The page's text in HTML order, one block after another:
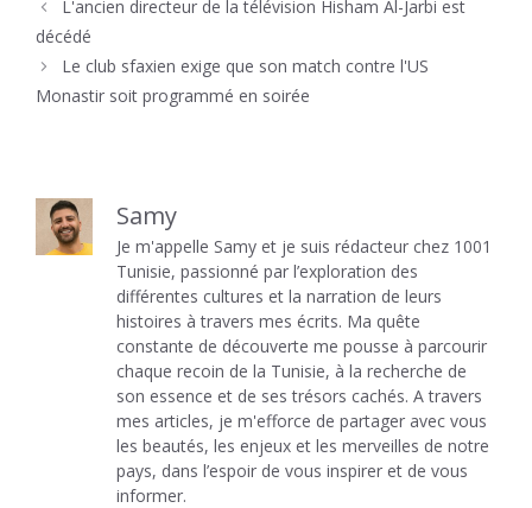
L'ancien directeur de la télévision Hisham Al-Jarbi est
décédé
Le club sfaxien exige que son match contre l'US
Monastir soit programmé en soirée
Samy
Je m'appelle Samy et je suis rédacteur chez 1001
Tunisie, passionné par l’exploration des
différentes cultures et la narration de leurs
histoires à travers mes écrits. Ma quête
constante de découverte me pousse à parcourir
chaque recoin de la Tunisie, à la recherche de
son essence et de ses trésors cachés. A travers
mes articles, je m'efforce de partager avec vous
les beautés, les enjeux et les merveilles de notre
pays, dans l’espoir de vous inspirer et de vous
informer.